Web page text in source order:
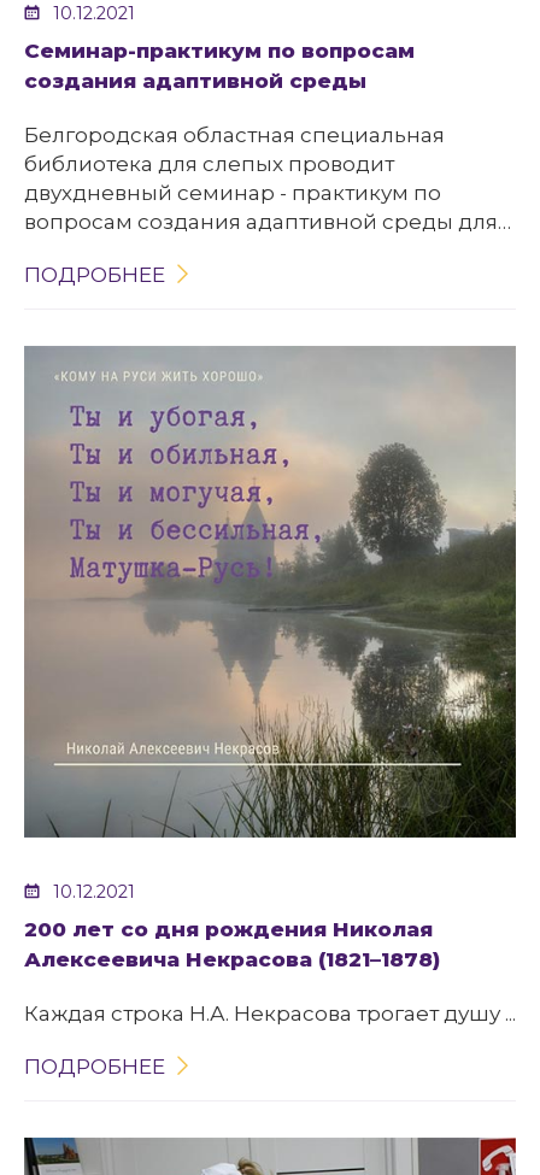
10.12.2021
Семинар-практикум по вопросам
создания адаптивной среды
Белгородская областная специальная
библиотека для слепых проводит
двухдневный семинар - практикум по
вопросам создания адаптивной среды для
ПОДРОБНЕЕ
10.12.2021
200 лет со дня рождения Николая
Алексеевича Некрасова (1821–1878)
Каждая строка Н.А. Некрасова трогает душу ...
ПОДРОБНЕЕ